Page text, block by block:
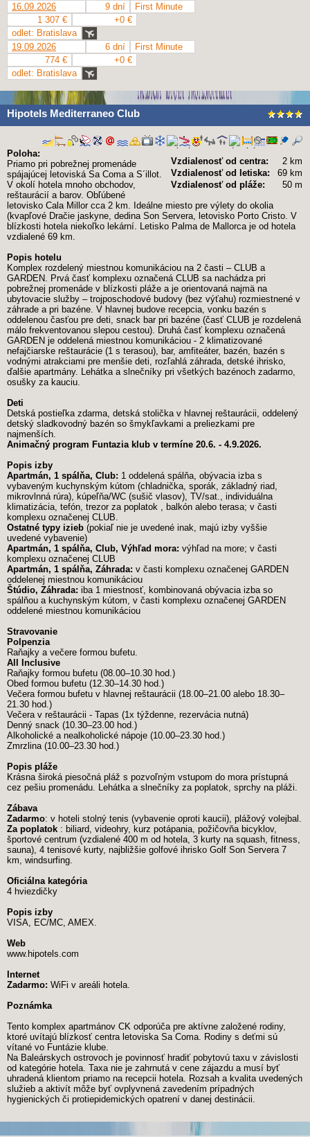
16.09.2026
9 dní
First Minute
1 307 €
+0 €
odlet: Bratislava
19.09.2026
6 dní
First Minute
774 €
+0 €
odlet: Bratislava
Hipotels Mediterraneo Club
Vzdialenosť od centra:
2 km
Vzdialenosť od letiska:
69 km
Vzdialenosť od pláže:
50 m
Poloha:
Priamo pri pobrežnej promenáde
spájajúcej letoviská Sa Coma a S´illot.
V okolí hotela mnoho obchodov,
reštaurácií a barov. Obľúbené
letovisko Cala Millor cca 2 km. Ideálne miesto pre výlety do okolia
(kvapľové Dračie jaskyne, dedina Son Servera, letovisko Porto Cristo. V
blízkosti hotela niekoľko lekární. Letisko Palma de Mallorca je od hotela
vzdialené 69 km.
Popis hotelu
Komplex rozdelený miestnou komunikáciou na 2 časti – CLUB a
GARDEN. Prvá časť komplexu označená CLUB sa nachádza pri
pobrežnej promenáde v blízkosti pláže a je orientovaná najmä na
ubytovacie služby – trojposchodové budovy (bez výťahu) rozmiestnené v
záhrade a pri bazéne. V hlavnej budove recepcia, vonku bazén s
oddelenou časťou pre deti, snack bar pri bazéne (časť CLUB je rozdelená
málo frekventovanou slepou cestou). Druhá časť komplexu označená
GARDEN je oddelená miestnou komunikáciou - 2 klimatizované
nefajčiarske reštaurácie (1 s terasou), bar, amfiteáter, bazén, bazén s
vodnými atrakciami pre menšie deti, rozľahlá záhrada, detské ihrisko,
ďalšie apartmány. Lehátka a slnečníky pri všetkých bazénoch zadarmo,
osušky za kauciu.
Deti
Detská postieľka zdarma, detská stolička v hlavnej reštaurácii, oddelený
detský sladkovodný bazén so šmykľavkami a preliezkami pre
najmenších.
Animačný program Funtazia klub v termíne 20.6. - 4.9.2026.
Popis izby
Apartmán, 1 spálňa, Club: 1 oddelená spálňa, obývacia izba s
vybaveným kuchynským kútom (chladnička, sporák, základný riad,
mikrovlnná rúra), kúpeľňa/WC (sušič vlasov), TV/sat., individuálna
klimatizácia, tefón, trezor za poplatok , balkón alebo terasa; v časti
komplexu označenej CLUB.
Ostatné typy izieb (pokiaľ nie je uvedené inak, majú izby vyššie
uvedené vybavenie)
Apartmán, 1 spálňa, Club, Výhľad mora: výhľad na more; v časti
komplexu označenej CLUB
Apartmán, 1 spálňa, Záhrada: v časti komplexu označenej GARDEN
oddelenej miestnou komunikáciou
Štúdio, Záhrada: iba 1 miestnosť, kombinovaná obývacia izba so
spálňou a kuchynským kútom, v časti komplexu označenej GARDEN
oddelené miestnou komunikáciou
Stravovanie
Polpenzia
Raňajky a večere formou bufetu.
All Inclusive
Raňajky formou bufetu (08.00–10.30 hod.)
Obed formou bufetu (12.30–14.30 hod.)
Večera formou bufetu v hlavnej reštaurácii (18.00–21.00 alebo 18.30–
21.30 hod.)
Večera v reštaurácii - Tapas (1x týždenne, rezervácia nutná)
Denný snack (10.30–23.00 hod.)
Alkoholické a nealkoholické nápoje (10.00–23.30 hod.)
Zmrzlina (10.00–23.30 hod.)
Popis pláže
Krásna široká piesočná pláž s pozvoľným vstupom do mora prístupná
cez pešiu promenádu. Lehátka a slnečníky za poplatok, sprchy na pláži.
Zábava
Zadarmo: v hoteli stolný tenis (vybavenie oproti kaucii), plážový volejbal.
Za poplatok : biliard, videohry, kurz potápania, požičovňa bicyklov,
športové centrum (vzdialené 400 m od hotela, 3 kurty na squash, fitness,
sauna), 4 tenisové kurty, najbližšie golfové ihrisko Golf Son Servera 7
km, windsurfing.
Oficiálna kategória
4 hviezdičky
Popis izby
VISA, EC/MC, AMEX.
Web
www.hipotels.com
Internet
Zadarmo: WiFi v areáli hotela.
Poznámka
Tento komplex apartmánov CK odporúča pre aktívne založené rodiny,
ktoré uvítajú blízkosť centra letoviska Sa Coma. Rodiny s deťmi sú
vítané vo Funtázie klube.
Na Baleárskych ostrovoch je povinnosť hradiť pobytovú taxu v závislosti
od kategórie hotela. Taxa nie je zahrnutá v cene zájazdu a musí byť
uhradená klientom priamo na recepcii hotela. Rozsah a kvalita uvedených
služieb a aktivít môže byť ovplyvnená zavedením prípadných
hygienických či protiepidemických opatrení v danej destinácii.